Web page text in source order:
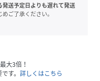
送予定日よりも遅れて発送
ご了承ください。
大3倍！
す。 詳しくはこちら